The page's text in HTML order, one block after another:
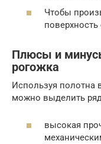
Чтобы
поверхность
Плюсы и
рогожка
Используя полотна
можно выделить
высокая